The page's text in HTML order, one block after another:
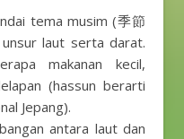
tema musim (季節
laut serta darat.
makanan kecil,
(hassun berarti
Jepang).
antara laut dan